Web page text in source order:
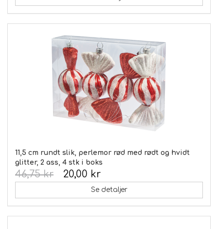
11,5 cm rundt slik, perlemor rød med rødt og hvidt
glitter, 2 ass, 4 stk i boks
20,00 kr
46,75 kr
Se detaljer